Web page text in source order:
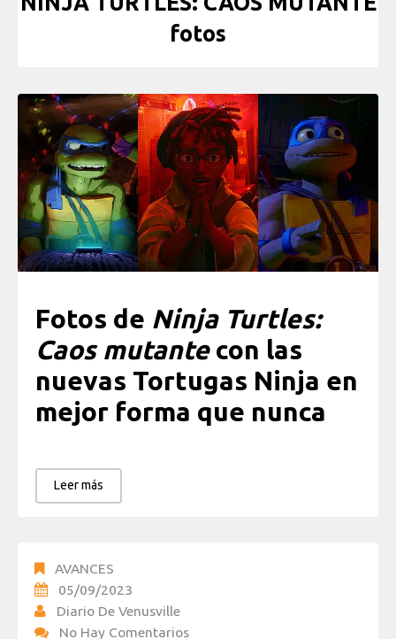
fotos
Fotos de Ninja Turtles:
Caos mutantecon las
nuevas Tortugas Ninja en
mejor forma que nunca
Leer más
AVANCES
05/09/2023
Diario De Venusville
No Hay Comentarios